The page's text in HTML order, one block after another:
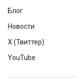
Блог
Новости
X (Твиттер)
YouTube